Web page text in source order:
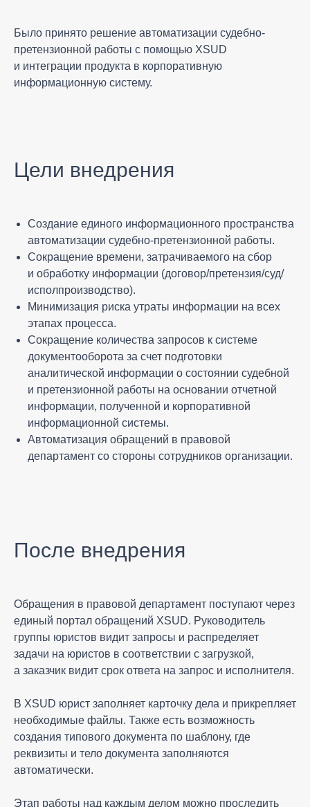
Было принято решение автоматизации судебно-
претензионной работы с помощью XSUD
и интеграции продукта в корпоративную
информационную систему.
Цели внедрения
Создание единого информационного пространства
автоматизации судебно-претензионной работы.
Сокращение времени, затрачиваемого на сбор
и обработку информации (договор/претензия/суд/
исполпроизводство).
Минимизация риска утраты информации на всех
этапах процесса.
Сокращение количества запросов к системе
документооборота за счет подготовки
аналитической информации о состоянии судебной
и претензионной работы на основании отчетной
информации, полученной и корпоративной
информационной системы.
Автоматизация обращений в правовой
департамент со стороны сотрудников организации.
После внедрения
Обращения в правовой департамент поступают через
единый портал обращений XSUD. Руководитель
группы юристов видит запросы и распределяет
задачи на юристов в соответствии с загрузкой,
а заказчик видит срок ответа на запрос и исполнителя.
В XSUD юрист заполняет карточку дела и прикрепляет
необходимые файлы. Также есть возможность
создания типового документа по шаблону, где
реквизиты и тело документа заполняются
автоматически.
Этап работы над каждым делом можно проследить